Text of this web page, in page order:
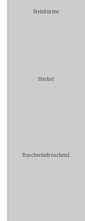
Steintürme
Herbst
Buschwindröschen1